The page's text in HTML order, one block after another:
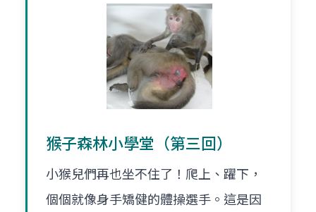
猴子森林小學堂（第三回）
小猴兒們再也坐不住了！爬上、躍下，
個個就像身手矯健的體操選手。這是因